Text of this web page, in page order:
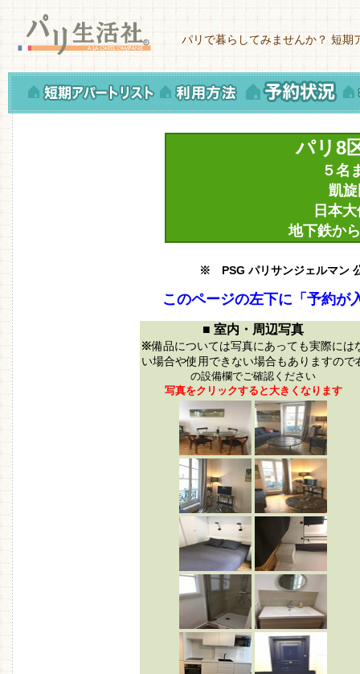
パリで暮らしてみませんか？ 短期
パリ8
５名
凱
日本
地下鉄か
※ PSG パリサンジェルマン
このページの左下に「予約が
■ 室内・周辺写真
※備品については写真にあっても実際には
い場合や使用できない場合もありますので
の設備欄でご確認ください
写真をクリックすると大きくなります